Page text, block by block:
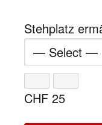
Stehplatz
CHF 25